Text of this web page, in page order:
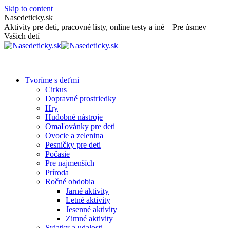
Skip to content
Nasedeticky.sk
Aktivity pre deti, pracovné listy, online testy a iné – Pre úsmev
Vašich detí
Tvoríme s deťmi
Cirkus
Dopravné prostriedky
Hry
Hudobné nástroje
Omaľovánky pre deti
Ovocie a zelenina
Pesničky pre deti
Počasie
Pre najmenších
Príroda
Ročné obdobia
Jarné aktivity
Letné aktivity
Jesenné aktivity
Zimné aktivity